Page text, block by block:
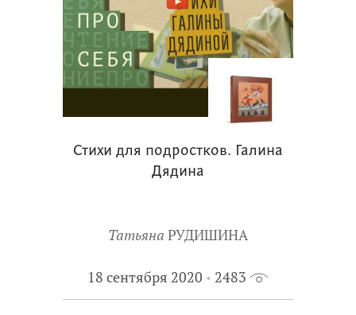
Стихи для подростков. Галина
Дядина
Татьяна РУДИШИНА
18 сентября 2020 2483